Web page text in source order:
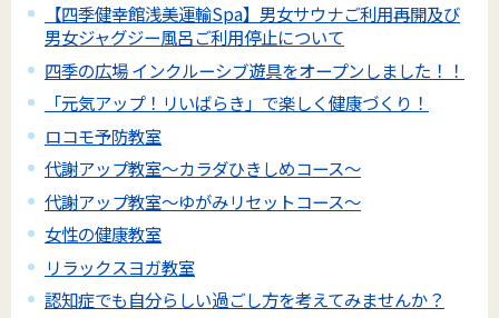
【四季健幸館浅美運輸Spa】男女サウナご利用再開及び
男女ジャグジー風呂ご利用停止について
四季の広場 インクルーシブ遊具をオープンしました！！
「元気アップ！リいばらき」で楽しく健康づくり！
ロコモ予防教室
代謝アップ教室～カラダひきしめコース～
代謝アップ教室～ゆがみリセットコース～
女性の健康教室
リラックスヨガ教室
認知症でも自分らしい過ごし方を考えてみませんか？